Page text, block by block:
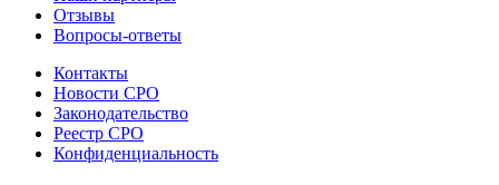
Отзывы
Вопросы-ответы
Контакты
Новости СРО
Законодательство
Реестр СРО
Конфиденциальность